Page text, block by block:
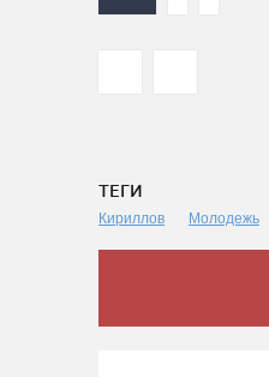
ТЕГИ
Кириллов Молодежь